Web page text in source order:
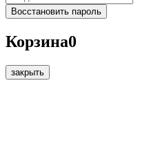
Корзина0
закрыть